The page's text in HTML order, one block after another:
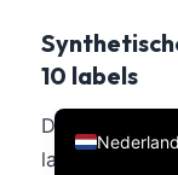
10 labels
De 100.000
landlabels
Deutsch